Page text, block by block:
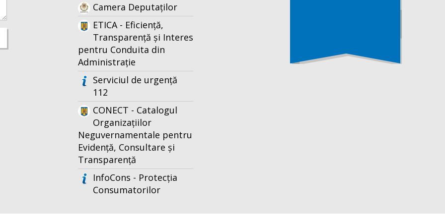
Camera Deputaților
ETICA - Eficiență,
Transparență și Interes
pentru Conduita din
Administrație
Serviciul de urgență
112
CONECT - Catalogul
Organizațiilor
Neguvernamentale pentru
Evidență, Consultare și
Transparență
InfoCons - Protecția
Consumatorilor